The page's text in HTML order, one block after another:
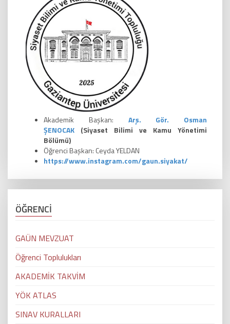
Akademik Başkan: Arş. Gör. Osman
ŞENOCAK (Siyaset Bilimi ve Kamu Yönetimi
Bölümü)
Öğrenci Başkan: Ceyda YELDAN
https://www.instagram.com/gaun.siyakat/
ÖĞRENCİ
GAÜN MEVZUAT
Öğrenci Toplulukları
AKADEMİK TAKVİM
YÖK ATLAS
SINAV KURALLARI